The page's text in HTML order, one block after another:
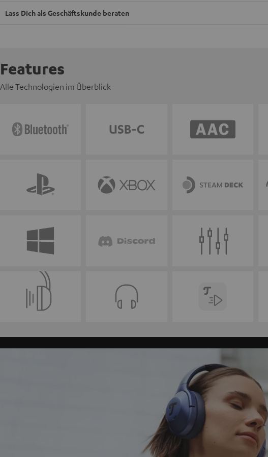
Lass Dich als Geschäftskunde beraten
Features
Alle Technologien im Überblick